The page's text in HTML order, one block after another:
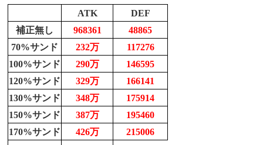
ATK
DEF
補正無し
968361
48865
70%サンド
232万
117276
100%サンド
290万
146595
120%サンド
329万
166141
130%サンド
348万
175914
150%サンド
387万
195460
170%サンド
426万
215006